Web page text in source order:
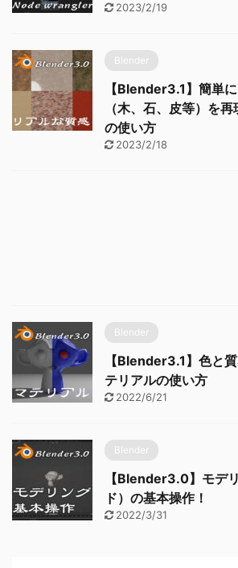
2023/2/19
Blender
【Blender3.1】簡単
（木、石、皮等）を
の使い方
2023/2/18
Blender
【Blender3.1】色と
テリアルの使い方
2022/6/21
Blender
【Blender3.0】モデ
ド）の基本操作！
2022/3/31